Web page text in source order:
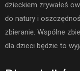
dzieckiem zrywałeś
do natury i
zbieranie. Wspólne
dla dzieci będzie to